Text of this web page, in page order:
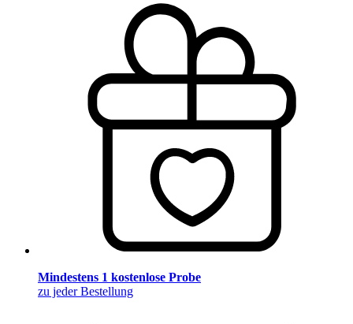
Mindestens 1 kostenlose Probe
zu jeder Bestellung